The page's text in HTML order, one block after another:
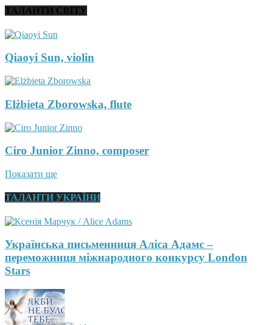
ТАЛАНТИ СВІТУ
Qiaoyi Sun, violin
Elżbieta Zborowska, flute
Ciro Junior Zinno, composer
Показати ще
ТАЛАНТИ УКРАЇНИ
Українська письменниця Аліса Адамс –
переможниця міжнародного конкурсу London
Stars